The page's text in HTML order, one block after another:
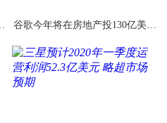
谷歌今年将在房地产投130亿美元